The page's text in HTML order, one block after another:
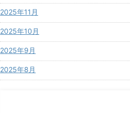
2025年11月
2025年10月
2025年9月
2025年8月